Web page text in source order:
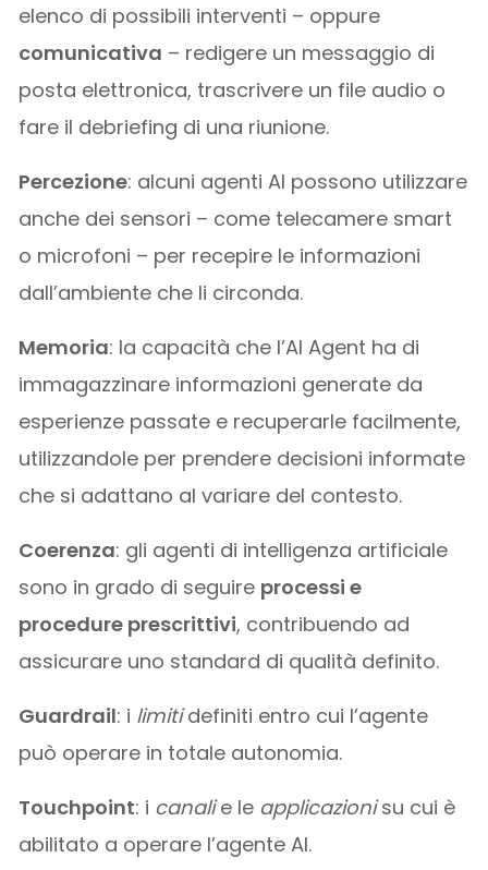
elenco di possibili interventi – oppure
comunicativa – redigere un messaggio di
posta elettronica, trascrivere un file audio o
fare il debriefing di una riunione.
Percezione: alcuni agenti AI possono utilizzare
anche dei sensori – come telecamere smart
o microfoni – per recepire le informazioni
dall’ambiente che li circonda.
Memoria: la capacità che l’AI Agent ha di
immagazzinare informazioni generate da
esperienze passate e recuperarle facilmente,
utilizzandole per prendere decisioni informate
che si adattano al variare del contesto.
Coerenza: gli agenti di intelligenza artificiale
sono in grado di seguire processi e
procedure prescrittivi, contribuendo ad
assicurare uno standard di qualità definito.
Guardrail: i limitidefiniti entro cui l’agente
può operare in totale autonomia.
Touchpoint: i canalie le applicazionisu cui è
abilitato a operare l’agente AI.